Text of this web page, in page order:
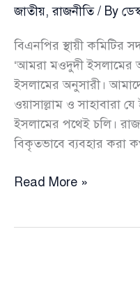
জাতীয়,রাজনীতি/ By
বিএনপির স্থায়ী কমিটির
‘আমরা মওদুদী ইসলামের
ইসলামের অনুসারী।
ওয়াসাল্লাম ও সাহাবারা
ইসলামের পথেই চলি।
বিকৃতভাবে ব্যবহার করা
মওদুদী
Read More »